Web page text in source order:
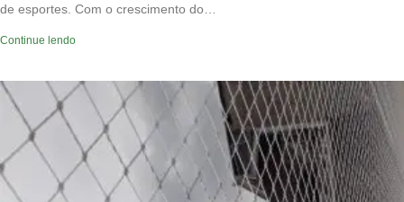
de esportes. Com o crescimento do…
Continue lendo